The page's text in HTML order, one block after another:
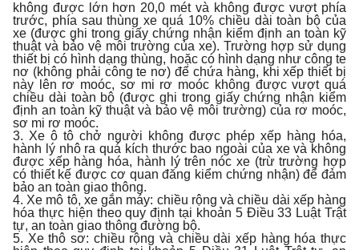
không được lớn hơn 20,0 mét và không được vượt phía
trước, phía sau thùng xe quá 10% chiều dài toàn bộ của
xe (được ghi trong giấy chứng nhận kiểm định an toàn kỹ
thuật và bảo vệ môi trường của xe). Trường hợp sử dụng
thiết bị có hình dạng thùng, hoặc có hình dạng như công te
nơ (không phải công te nơ) để chứa hàng, khi xếp thiết bị
này lên rơ moóc, sơ mi rơ moóc không được vượt quá
chiều dài toàn bộ (được ghi trong giấy chứng nhận kiểm
định an toàn kỹ thuật và bảo vệ môi trường) của rơ moóc,
sơ mi rơ moóc.
3. Xe ô tô chở người không được phép xếp hàng hóa,
hành lý nhô ra quá kích thước bao ngoài của xe và không
được xếp hàng hóa, hành lý trên nóc xe (trừ trường hợp
có thiết kế được cơ quan đăng kiểm chứng nhận) để đảm
bảo an toàn giao thông.
4. Xe mô tô, xe gắn máy: chiều rộng và chiều dài xếp hàng
hóa thực hiện theo quy định tại khoản 5 Điều 33 Luật Trật
tự, an toàn giao thông đường bộ.
5. Xe thô sơ: chiều rộng và chiều dài xếp hàng hóa thực